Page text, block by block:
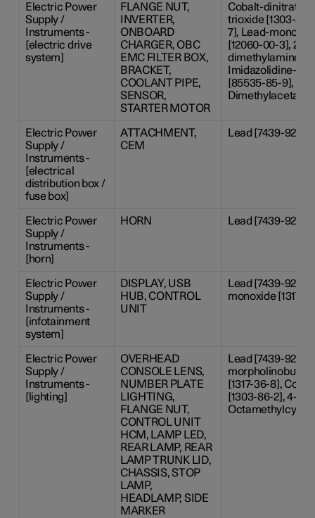
Electric Power
Supply /
Instruments -
[electric drive
system]
FLANGE NUT,
INVERTER,
ONBOARD
CHARGER, OBC
EMC FILTER BOX,
BRACKET,
COOLANT PIPE,
SENSOR,
STARTER MOTOR
Cobalt-dinitrate
trioxide [1303-
7], Lead-
[12060-00-3], 2-
dimethylamino-4-
Imidazolidine-2-
[85535-85-9], 1-
Electric Power
Supply /
Instruments -
[electrical
distribution box /
fuse box]
ATTACHMENT,
CEM
Lead [7439-92-1]
Electric Power
Supply /
Instruments -
[horn]
HORN Lead [7439-92-
Electric Power
Supply /
Instruments -
[infotainment
system]
DISPLAY, USB
HUB, CONTROL
UNIT
Lead [7439-92-
monoxide [1317-
Electric Power
Supply /
Instruments -
[lighting]
OVERHEAD
CONSOLE LENS,
NUMBER PLATE
LIGHTING,
FLANGE NUT,
CONTROL UNIT
HCM, LAMP LED,
REAR LAMP, REAR
LAMP TRUNK LID,
CHASSIS, STOP
LAMP,
HEADLAMP, SIDE
MARKER
Lead [7439-92-
[1317-36-8],
[1303-86-2], 4-